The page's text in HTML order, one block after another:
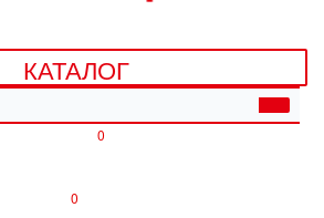
КАТАЛОГ
0
0